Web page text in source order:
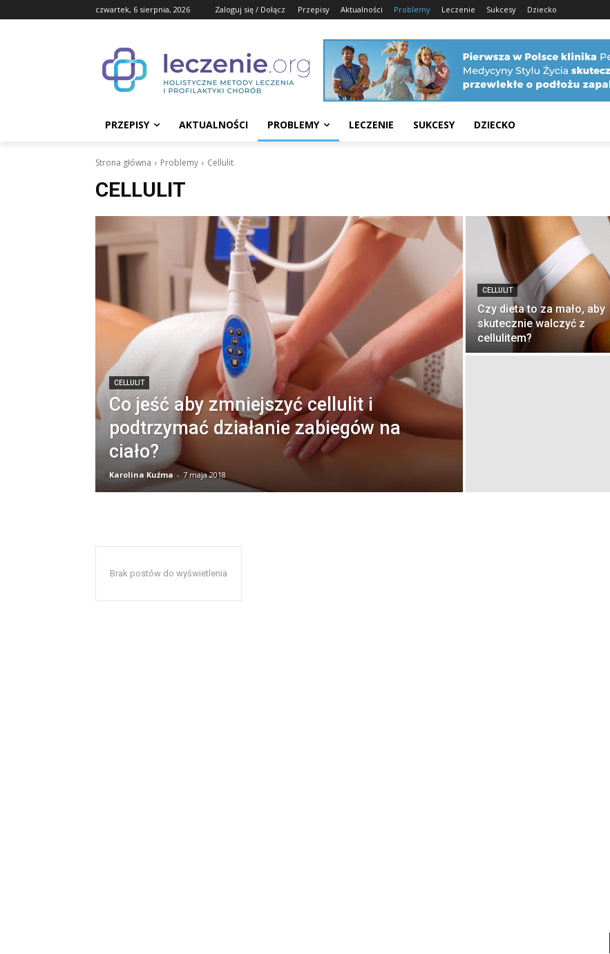
czwartek, 6 sierpnia, 2026 Zaloguj się / Dołącz Przepisy Aktualności Problemy Leczenie Sukcesy Dziecko
PRZEPISY AKTUALNOŚCI PROBLEMY LECZENIE SUKCESY DZIECKO
Strona główna Problemy Cellulit
CELLULIT
CELLULIT
Co jeść aby zmniejszyć cellulit i
podtrzymać działanie zabiegów na
ciało?
Karolina Kuźma - 7 maja 2018
CELLULIT
Czy dieta to za mało, aby
skutecznie walczyć z
cellulitem?
Brak postów do wyświetlenia